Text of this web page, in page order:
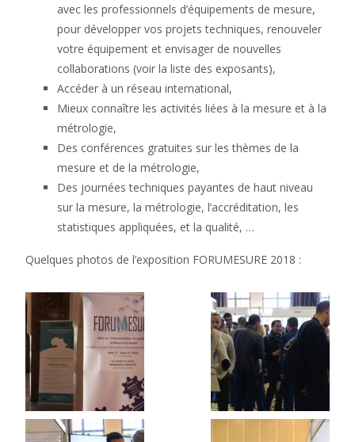
avec les professionnels d’équipements de mesure,
pour développer vos projets techniques, renouveler
votre équipement et envisager de nouvelles
collaborations (voir la liste des exposants),
Accéder à un réseau international,
Mieux connaître les activités liées à la mesure et à la
métrologie,
Des conférences gratuites sur les thèmes de la
mesure et de la métrologie,
Des journées techniques payantes de haut niveau
sur la mesure, la métrologie, l’accréditation, les
statistiques appliquées, et la qualité, …
Quelques photos de l’exposition FORUMESURE 2018 :